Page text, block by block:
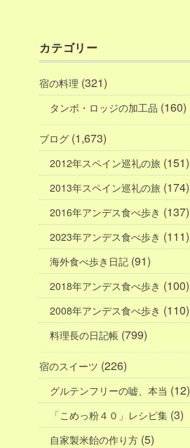
カテゴリー
宿の料理 (321)
タンボ・ロッジの加工品 (160)
ブログ (1,673)
2012年スペイン巡礼の旅 (151)
2013年スペイン巡礼の旅 (174)
2016年アンデス食べ歩き (137)
2023年アンデス食べ歩き (111)
海外食べ歩き日記 (91)
2018年アンデス食べ歩き (100)
2008年アンデス食べ歩き (110)
料理長の日記帳 (799)
宿のスイーツ (226)
グルテンフリーの嘘、本当 (12)
「こめっ粉４０」レシピ集 (3)
自家製米飴の作り方 (5)